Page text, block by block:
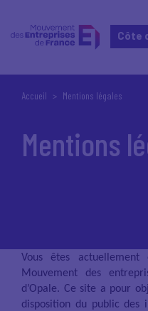
Côte
Accueil Mentions légales
Mentions
Vous êtes
Mouvement des
d’Opale. Ce site a pour
disposition du public des